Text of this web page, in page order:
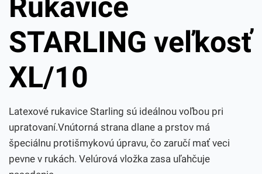
STARLING veľkosť
XL/10
Latexové rukavice Starling sú ideálnou voľbou pri
upratovaní.Vnútorná strana dlane a prstov má
špeciálnu protišmykovú úpravu, čo zaručí mať veci
pevne v rukách. Velúrová vložka zasa uľahčuje